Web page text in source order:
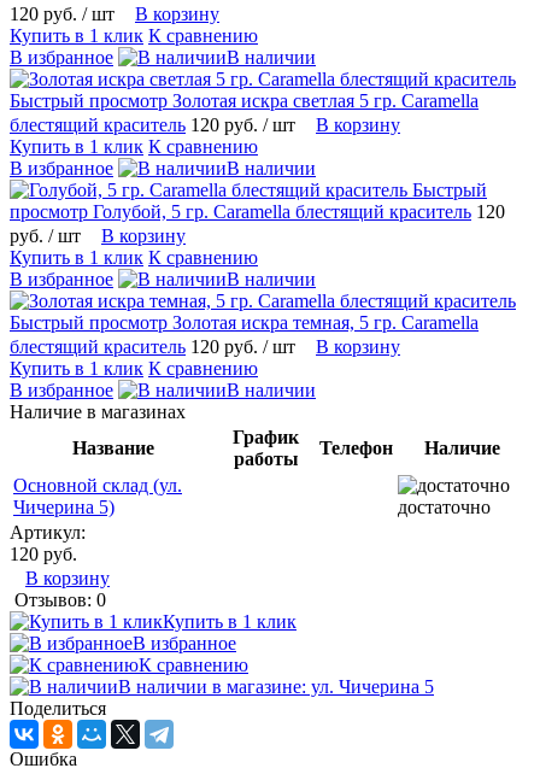
120 руб. / шт
В корзину
Купить в 1 клик К сравнению
В избранное
В наличии
Быстрый просмотр Золотая искра светлая 5 гр. Caramella
блестящий краситель 120 руб. / шт
В корзину
Купить в 1 клик К сравнению
В избранное
В наличии
Быстрый
просмотр Голубой, 5 гр. Caramella блестящий краситель 120
руб. / шт
В корзину
Купить в 1 клик К сравнению
В избранное
В наличии
Быстрый просмотр Золотая искра темная, 5 гр. Caramella
блестящий краситель 120 руб. / шт
В корзину
Купить в 1 клик К сравнению
В избранное
В наличии
Наличие в магазинах
Название
График
работы
Телефон
Наличие
Основной склад (ул.
Чичерина 5)
достаточно
Артикул:
120 руб.
В корзину
Отзывов: 0
Купить в 1 клик
В избранное
К сравнению
В наличии в магазине: ул. Чичерина 5
Поделиться
Ошибка